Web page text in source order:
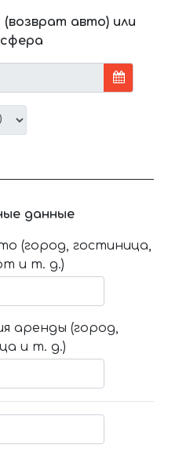
авто) или
данные
(город, гостиница,
и т. д.)
аренды (город,
и т. д.)